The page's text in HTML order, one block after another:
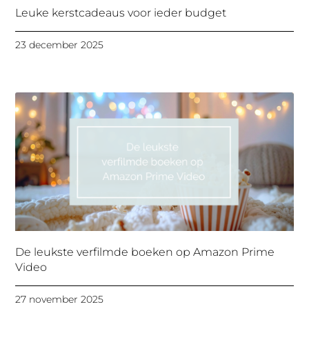
Leuke kerstcadeaus voor ieder budget
23 december 2025
De leukste verfilmde boeken op Amazon Prime
Video
27 november 2025